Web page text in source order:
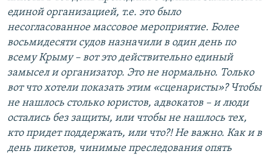
единой организацией, т.е. это было
несогласованное массовое мероприятие. Более
восьмидесяти судов назначили в один день по
всему Крыму – вот это действительно единый
замысел и организатор. Это не нормально. Только
вот что хотели показать этим «сценаристы»? Чтобы
не нашлось столько юристов, адвокатов – и люди
остались без защиты, или чтобы не нашлось тех,
кто придет поддержать, или что?! Не важно. Как и в
день пикетов, чинимые преследования опять